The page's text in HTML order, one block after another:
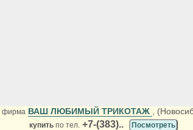
фирма ВАШ ЛЮБИМЫЙ ТРИКОТАЖ ,
купить по тел. +7-(383)..
Посмотреть